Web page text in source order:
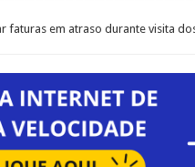
faturas em atraso durante visita